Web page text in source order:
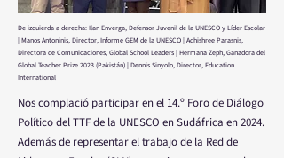
De izquierda a derecha: Ilan Enverga, Defensor Juvenil de la UNESCO y Líder Escolar
| Manos Antoninis, Director, Informe GEM de la UNESCO | Adhishree Parasnis,
Directora de Comunicaciones, Global School Leaders | Hermana Zeph, Ganadora del
Global Teacher Prize 2023 (Pakistán) | Dennis Sinyolo, Director, Education
International
Nos complació participar en el 14.º Foro de Diálogo
Político del TTF de la UNESCO en Sudáfrica en 2024.
Además de representar el trabajo de la Red de